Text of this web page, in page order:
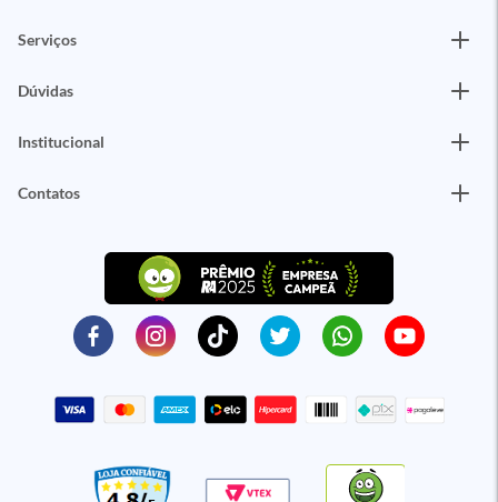
Serviços
Dúvidas
Institucional
Contatos